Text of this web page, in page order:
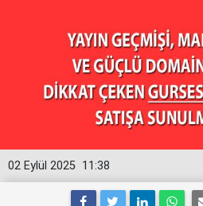
11:38
02 Eylül 2025